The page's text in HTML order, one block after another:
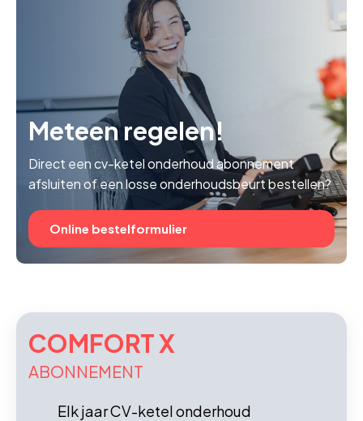
Meteen regelen!
Direct een cv-ketel onderhoud abonnement
afsluiten of een losse onderhoudsbeurt bestellen?
Online bestelformulier
COMFORT X
ABONNEMENT
Elk jaar CV-ketel onderhoud